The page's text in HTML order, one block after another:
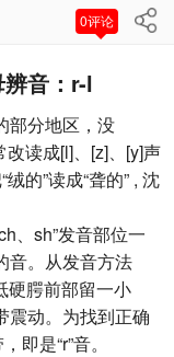
0评论
音：r-l
部分地区，没
改读成[l]、[z]、[y]声
的”读成“聋的” , 沈
、sh”发音部位一
音。从发音方法
硬腭前部留一小
震动。为找到正确
即是“r”音。